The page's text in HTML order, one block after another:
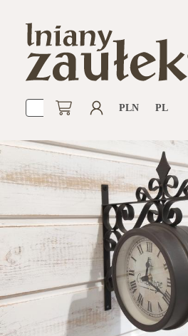
PLN PL